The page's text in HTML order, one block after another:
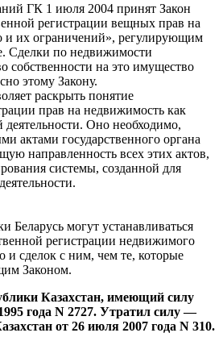
ГК 1 июля 2004 принят Закон
регистрации вещных прав на
их ограничений», регулирующим
Сделки по недвижимости
собственности на это имущество
этому Закону.
раскрыть понятие
прав на недвижимость как
Оно необходимо,
актами государственного органа
направленность всех этих актов,
системы, созданной для
Беларусь могут устанавливаться
регистрации недвижимого
и сделок с ним, чем те, которые
Законом.
Казахстан, имеющий силу
года N 2727. Утратил силу —
от 26 июля 2007 года N 310.